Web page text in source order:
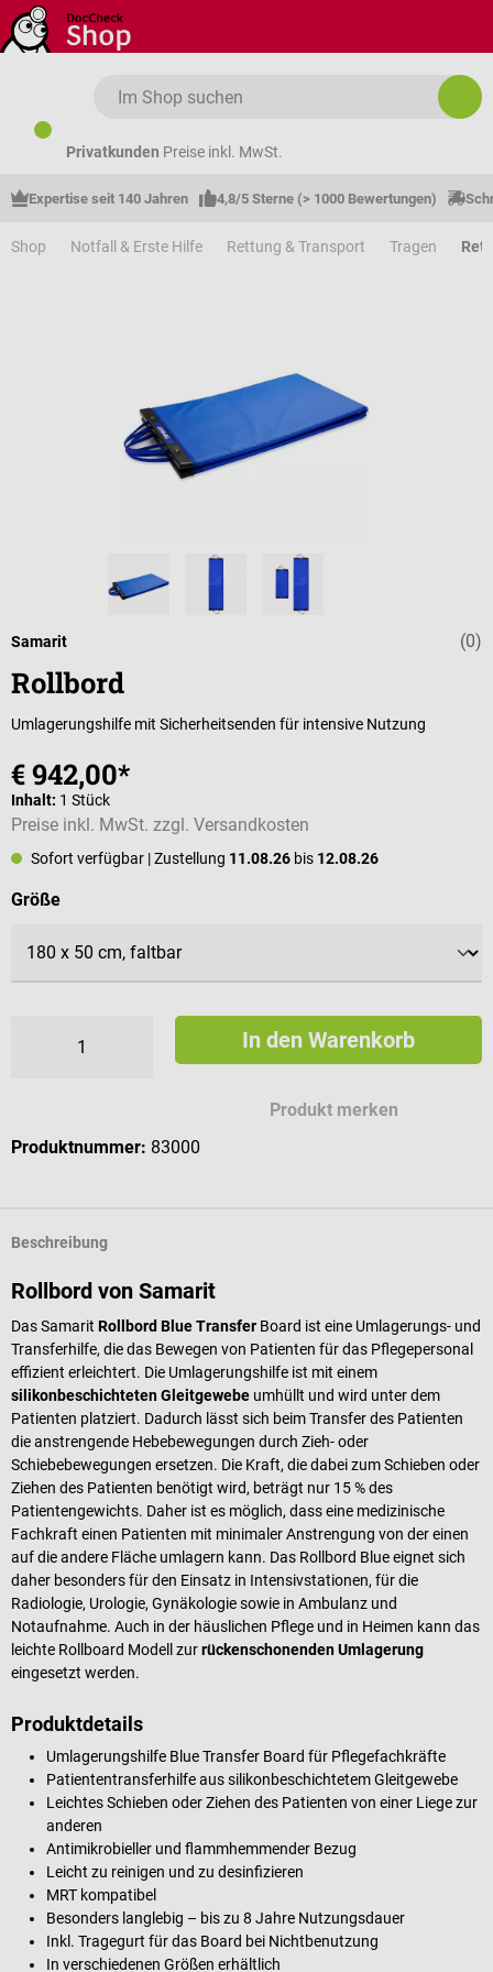
Zum Hauptinhalt springen
Privatkunden Preise inkl. MwSt.
Expertise seit 140 Jahren 4,8/5 Sterne (> 1000 Bewertungen)
Shop Notfall & Erste Hilfe Rettung & Transport Tragen
(0)
Samarit
Rollbord
Umlagerungshilfe mit Sicherheitsenden für intensive Nutzung
€ 942,00*
Inhalt: 1 Stück
Preise inkl. MwSt. zzgl. Versandkosten
Sofort verfügbar | Zustellung 11.08.26 bis 12.08.26
Größeauswählen
In den Warenkorb
Produkt merken
Produktnummer: 83000
Beschreibung
Rollbord von Samarit
Das Samarit Rollbord Blue Transfer Board ist eine Umlagerungs- und
Transferhilfe, die das Bewegen von Patienten für das Pflegepersonal
effizient erleichtert. Die Umlagerungshilfe ist mit einem
silikonbeschichteten Gleitgewebe umhüllt und wird unter dem
Patienten platziert. Dadurch lässt sich beim Transfer des Patienten
die anstrengende Hebebewegungen durch Zieh- oder
Schiebebewegungen ersetzen. Die Kraft, die dabei zum Schieben oder
Ziehen des Patienten benötigt wird, beträgt nur 15 % des
Patientengewichts. Daher ist es möglich, dass eine medizinische
Fachkraft einen Patienten mit minimaler Anstrengung von der einen
auf die andere Fläche umlagern kann. Das Rollbord Blue eignet sich
daher besonders für den Einsatz in Intensivstationen, für die
Radiologie, Urologie, Gynäkologie sowie in Ambulanz und
Notaufnahme. Auch in der häuslichen Pflege und in Heimen kann das
leichte Rollboard Modell zurrückenschonenden Umlagerung
eingesetzt werden.
Produktdetails
Umlagerungshilfe Blue Transfer Board für Pflegefachkräfte
Patiententransferhilfe aus silikonbeschichtetem Gleitgewebe
Leichtes Schieben oder Ziehen des Patienten von einer Liege zur
anderen
Antimikrobieller und flammhemmender Bezug
Leicht zu reinigen und zu desinfizieren
MRT kompatibel
Besonders langlebig – bis zu 8 Jahre Nutzungsdauer
Inkl. Tragegurt für das Board bei Nichtbenutzung
In verschiedenen Größen erhältlich